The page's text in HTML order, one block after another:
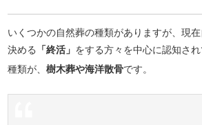
いくつかの自然葬の種類がありますが、現
決める
「終活」 をする方々を中心に認知さ
種類が、樹木葬や海洋散骨です。